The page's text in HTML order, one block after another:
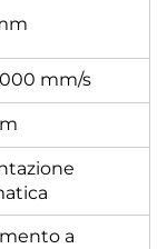
mm/s
a